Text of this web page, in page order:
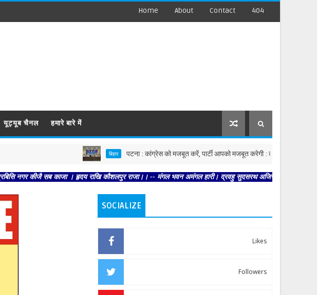
Home About Contact 404
यूट्यूब चैनल हमारे बारे में
बिहार पटना : कांग्रेस को मजबूत करें, पार्टी आपको मजबूत करेगी : कृष्णा अल्लावारू
कीजै सब काजा । हृदय राखि कौशलपुर राजा।। -- मंगल भवन अमंगल हारी। द्रवहु सुदसरथ अजिर बिहारी ।। -- सब नर
SOCIALIZE
Likes
Followers